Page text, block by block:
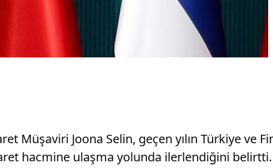
Müşaviri Joona Selin, geçen yılın Türkiye ve
hacmine ulaşma yolunda ilerlendiğini belirtti.